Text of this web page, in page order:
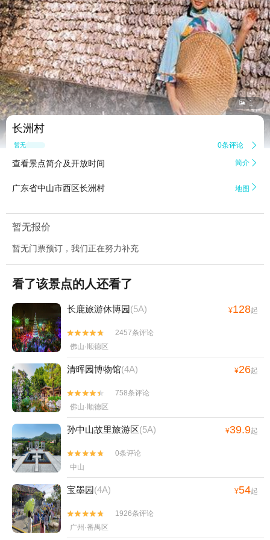
 1
长洲村
暂无点评 0条评论 
查看景点简介及开放时间 简介 
广东省中山市西区长洲村 地图 
暂无报价
暂无门票预订，我们正在努力补充
看了该景点的人还看了
长鹿旅游休博园(5A) ¥128起


2457条评论
佛山·顺德区
清晖园博物馆(4A) ¥26起


758条评论
佛山·顺德区
孙中山故里旅游区(5A) ¥39.9起


0条评论
中山
宝墨园(4A) ¥54起


1926条评论
广州·番禺区
